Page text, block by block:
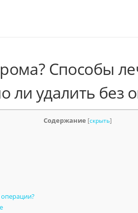
Способы
ли удалить без
Содержание [скрыть]